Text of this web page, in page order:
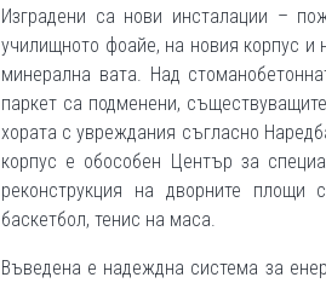
Изградени са нови инсталации –
училищното фоайе, на новия корпус и
минерална вата. Над
паркет са подменени,
хората с увреждания съгласно
корпус е обособен Център за
реконструкция на дворните площи
баскетбол, тенис на маса.
Въведена е надеждна система за